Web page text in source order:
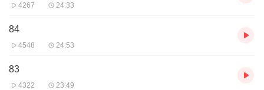
4267 24:33
84
4548 24:53
83
4322 23:49